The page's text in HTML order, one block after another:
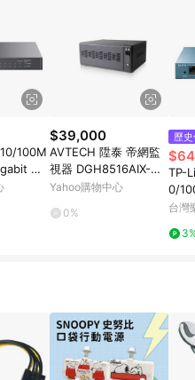
都將會造成追蹤中斷而
示之商品規格、顏色、價
，以銷售網頁標示為準。
天回饋規定，逾期訂單將
場保有更改條款與法律
公告為準。
100M
桌
埠PoE
$39,000
AVTECH 陞泰 帝網監
視器 DGH8516AIX-U1
800萬 16路 網路型錄
AI智慧偵測
Yahoo購物中心
0%
歷
TP-
0/
a 鐵
台灣